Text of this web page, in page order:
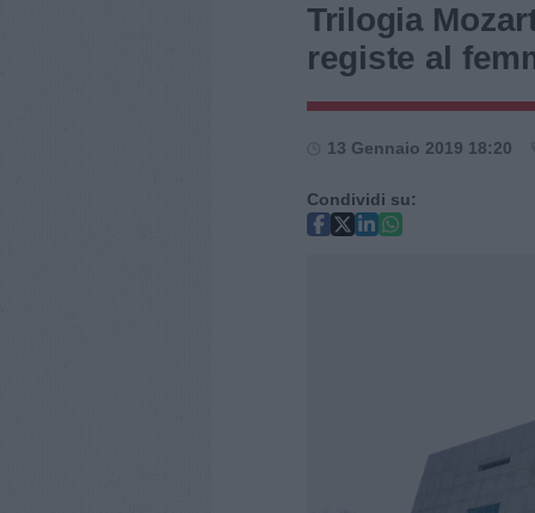
Trilogia
registe al
13 Gennaio 2019 18:20
Condividi su: